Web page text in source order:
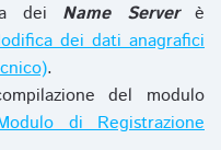
dei Name Serverè
dei dati anagrafici
.
del modulo
di Registrazione